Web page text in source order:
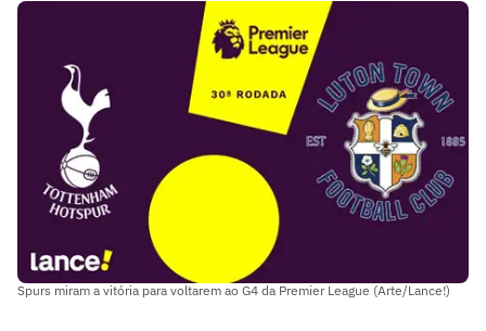
Spurs miram a vitória para voltarem ao G4 da Premier League (Arte/Lance!)